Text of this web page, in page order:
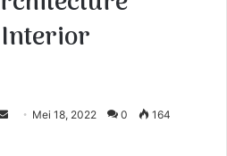
Mei 18, 2022 0 164